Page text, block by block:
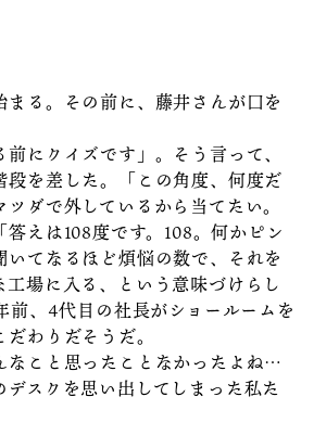
まる。その前に、藤井さんが口を
前にクイズです」。そう言って、
段を差した。「この角度、何度だ
ダで外しているから当てたい。
えは108度です。108。何かピン
いてなるほど煩悩の数で、それを
場に入る、という意味づけらし
前、4代目の社長がショールームを
わりだそうだ。
なこと思ったことなかったよね…
デスクを思い出してしまった私た